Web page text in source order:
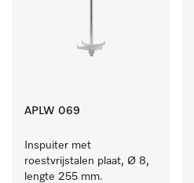
APLW 069
Inspuiter met
roestvrijstalen plaat, Ø 8,
lengte 255 mm.